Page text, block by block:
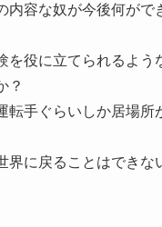
内容な奴が今後何がで
を役に立てられるよう
？
転手ぐらいしか居場所
界に戻ることはできな